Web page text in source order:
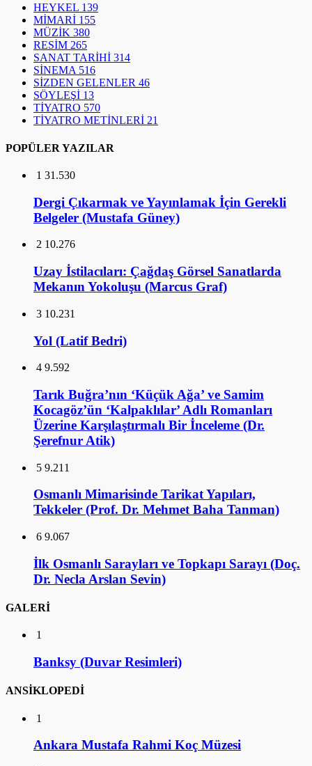
HEYKEL 139
MİMARİ 155
MÜZİK 380
RESİM 265
SANAT TARİHİ 314
SİNEMA 516
SİZDEN GELENLER 46
SÖYLEŞİ 13
TİYATRO 570
TİYATRO METİNLERİ 21
POPÜLER YAZILAR
1 31.530
Dergi Çıkarmak ve Yayınlamak İçin Gerekli
Belgeler (Mustafa Güney)
2 10.276
Uzay İstilacıları: Çağdaş Görsel Sanatlarda
Mekanın Yokoluşu (Marcus Graf)
3 10.231
Yol (Latif Bedri)
4 9.592
Tarık Buğra’nın ‘Küçük Ağa’ ve Samim
Kocagöz’ün ‘Kalpaklılar’ Adlı Romanları
Üzerine Karşılaştırmalı Bir İnceleme (Dr.
Şerefnur Atik)
5 9.211
Osmanlı Mimarisinde Tarikat Yapıları,
Tekkeler (Prof. Dr. Mehmet Baha Tanman)
6 9.067
İlk Osmanlı Sarayları ve Topkapı Sarayı (Doç.
Dr. Necla Arslan Sevin)
GALERİ
1
Banksy (Duvar Resimleri)
ANSİKLOPEDİ
1
Ankara Mustafa Rahmi Koç Müzesi